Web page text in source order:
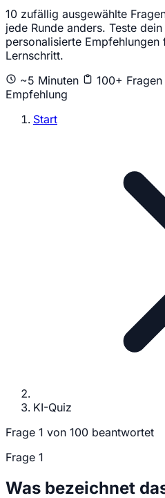
10 zufällig ausgewählte
jede Runde anders. Teste
personalisierte Empfehlungen
Lernschritt.
~5 Minuten
100+
Empfehlung
Start
KI-Quiz
Frage 1 von 100 beantwortet
Frage 1
Was bezeichnet